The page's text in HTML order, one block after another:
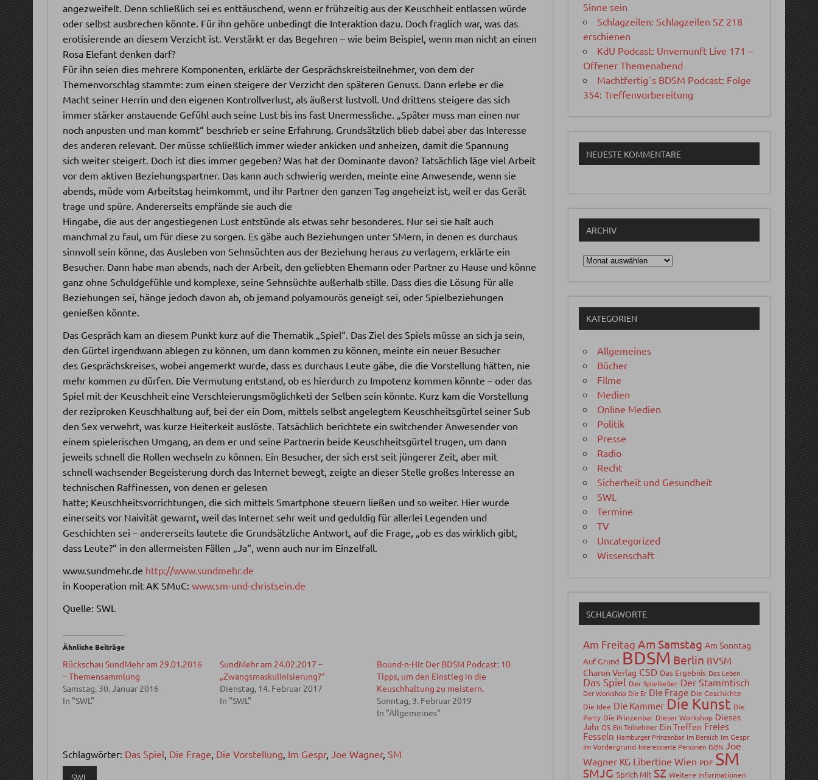
angezweifelt. Denn schließlich sei es enttäuschend, wenn er frühzeitig aus der Keuschheit entlassen würde
oder selbst ausbrechen könnte. Für ihn gehöre unbedingt die Interaktion dazu. Doch fraglich war, was das
erotisierende an diesem Verzicht ist. Verstärkt er das Begehren – wie beim Beispiel, wenn man nicht an einen
Rosa Elefant denken darf?
Für ihn seien dies mehrere Komponenten, erklärte der Gesprächskreisteilnehmer, von dem der
Themenvorschlag stammte: zum einen steigere der Verzicht den späteren Genuss. Dann erlebe er die
Macht seiner Herrin und den eigenen Kontrollverlust, als äußerst lustvoll. Und drittens steigere das sich
immer stärker anstauende Gefühl auch seine Lust bis ins fast Unermessliche. „Später muss man einen nur
noch anpusten und man kommt“ beschrieb er seine Erfahrung. Grundsätzlich blieb dabei aber das Interesse
des anderen relevant. Der müsse schließlich immer wieder ankicken und anheizen, damit die Spannung
sich weiter steigert. Doch ist dies immer gegeben? Was hat der Dominante davon? Tatsächlich läge viel Arbeit
vor dem aktiven Beziehungspartner. Das kann auch schwierig werden, meinte eine Anwesende, wenn sie
abends, müde vom Arbeitstag heimkommt, und ihr Partner den ganzen Tag angeheizt ist, weil er das Gerät
trage und spüre. Andererseits empfände sie auch die
Hingabe, die aus der angestiegenen Lust entstünde als etwas sehr besonderes. Nur sei sie halt auch
manchmal zu faul, um für diese zu sorgen. Es gäbe auch Beziehungen unter SMern, in denen es durchaus
sinnvoll sein könne, das Ausleben von Sehnsüchten aus der Beziehung heraus zu verlagern, erklärte ein
Besucher. Dann habe man abends, nach der Arbeit, den geliebten Ehemann oder Partner zu Hause und könne
ganz ohne Schuldgefühle und komplexe, seine Sehnsüchte außerhalb stille. Dass dies die Lösung für alle
Beziehungen sei, hänge jedoch davon ab, ob jemand polyamourös geneigt sei, oder Spielbeziehungen
genießen könnte.
Das Gespräch kam an diesem Punkt kurz auf die Thematik „Spiel“. Das Ziel des Spiels müsse an sich ja sein,
den Gürtel irgendwann ablegen zu können, um dann kommen zu können, meinte ein neuer Besucher
des Gesprächskreises, wobei angemerkt wurde, dass es durchaus Leute gäbe, die die Vorstellung hätten, nie
mehr kommen zu dürfen. Die Vermutung entstand, ob es hierdurch zu Impotenz kommen könnte – oder das
Spiel mit der Keuschheit eine Verschleierungsmöglichketi der Selben sein könnte. Kurz kam die Vorstellung
der reziproken Keuschhaltung auf, bei der ein Dom, mittels selbst angelegtem Keuschheitsgürtel seiner Sub
den Sex verwehrt, was kurze Heiterkeit auslöste. Tatsächlich berichtete ein switchender Anwesender von
einem spielerischen Umgang, an dem er und seine Partnerin beide Keuschheitsgürtel trugen, um dann
jeweils schnell die Rollen wechseln zu können. Ein Besucher, der sich erst seit jüngerer Zeit, aber mit
schnell wachsender Begeisterung durch das Internet bewegt, zeigte an dieser Stelle großes Interesse an
technischen Raffinessen, von denen er gelesen
hatte; Keuschheitsvorrichtungen, die sich mittels Smartphone steuern ließen und so weiter. Hier wurde
einerseits vor Naivität gewarnt, weil das Internet sehr weit und geduldig für allerlei Legenden und
Geschichten sei – andererseits lautete die Grundsätzliche Antwort, auf die Frage, „ob es das wirklich gibt,
dass Leute?“ in den allermeisten Fällen „Ja“, wenn auch nur im Einzelfall.
www.sundmehr.de http://www.sundmehr.de
in Kooperation mit AK SMuC: www.sm-und-christsein.de
Quelle: SWL
Ähnliche Beiträge
Rückschau SundMehr am 29.01.2016
– Themensammlung
Samstag, 30. Januar 2016
In "SWL"
SundMehr am 24.02.2017 –
„Zwangsmaskulinisierung?“
Dienstag, 14. Februar 2017
In "SWL"
Bound-n-Hit Der BDSM Podcast: 10
Tipps, um den Einstieg in die
Keuschhaltung zu meistern.
Sonntag, 3. Februar 2019
In "Allgemeines"
Schlagwörter: Das Spiel Die Frage Die Vorstellung Im Gespr, Joe Wagner, SM
SWL
Sinne sein
Schlagzeilen: Schlagzeilen SZ 218
erschienen
KdU Podcast: Unvernunft Live 171 –
Offener Themenabend
Machtfertig`s BDSM Podcast: Folge
354: Treffenvorbereitung
NEUESTE KOMMENTARE
ARCHIV
Archiv
KATEGORIEN
Allgemeines
Bücher
Filme
Medien
Online Medien
Politik
Presse
Radio
Recht
Sicherheit und Gesundheit
SWL
Termine
TV
Uncategorized
Wissenschaft
SCHLAGWORTE
Am Freitag Am Samstag Am Sonntag
Auf Grund BDSM Berlin BVSM
Charon Verlag CSD Das Ergebnis Das Leben
Das Spiel Der Spielkeller Der Stammtisch
Der Workshop Die Er Die Frage Die Geschichte
Die Idee Die Kammer Die Kunst Die
Party Die Prinzenbar Dieser Workshop Dieses
Jahr DS Ein Teilnehmer Ein Treffen Freies
Fesseln Hamburger Prinzenbar Im Bereich Im Gespr
Im Vordergrund Interessierte Personen ISBN
Joe
Wagner KG Libertine Wien PDF SM
SMJG Sprich Mit SZ Weitere Informationen